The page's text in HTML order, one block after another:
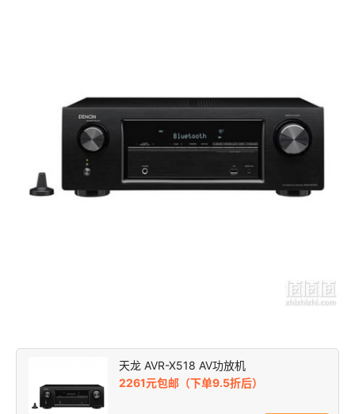
天龙 AVR-X518 AV功放机
2261元包邮（下单9.5折后）